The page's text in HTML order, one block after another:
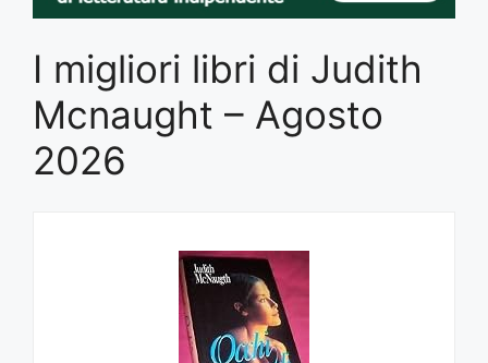
I migliori libri di Judith
Mcnaught – Agosto
2026